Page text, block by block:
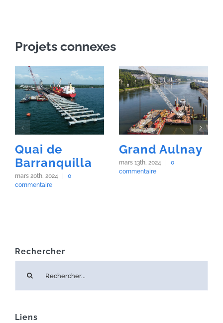
Projets connexes
Quai de
Barranquilla
mars 20th, 2024 |
0
commentaire
Grand Aulnay
mars 13th, 2024 |
0
commentaire
Rechercher
Liens